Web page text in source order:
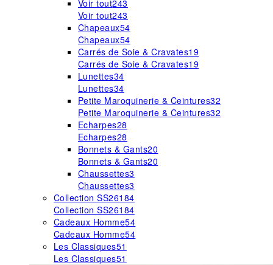
Voir tout243
Voir tout243
Chapeaux54
Chapeaux54
Carrés de Soie & Cravates19
Carrés de Soie & Cravates19
Lunettes34
Lunettes34
Petite Maroquinerie & Ceintures32
Petite Maroquinerie & Ceintures32
Echarpes28
Echarpes28
Bonnets & Gants20
Bonnets & Gants20
Chaussettes3
Chaussettes3
Collection SS26184
Collection SS26184
Cadeaux Homme54
Cadeaux Homme54
Les Classiques51
Les Classiques51